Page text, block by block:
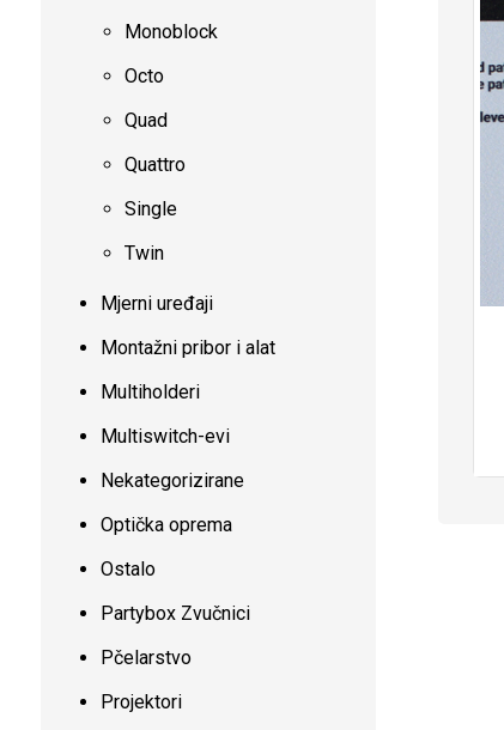
Monoblock
Octo
Quad
Quattro
Single
Twin
Mjerni uređaji
Montažni pribor i alat
Multiholderi
Multiswitch-evi
Nekategorizirane
Optička oprema
Ostalo
Partybox Zvučnici
Pčelarstvo
Projektori